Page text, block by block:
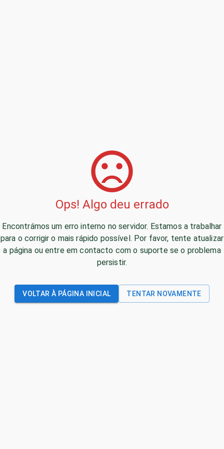
Ops! Algo deu errado
Encontrámos um erro interno no servidor. Estamos a trabalhar
para o corrigir o mais rápido possível. Por favor, tente atualizar
a página ou entre em contacto com o suporte se o problema
persistir.
VOLTAR À PÁGINA INICIAL TENTAR NOVAMENTE